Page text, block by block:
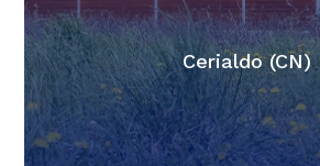
Cerialdo (CN)